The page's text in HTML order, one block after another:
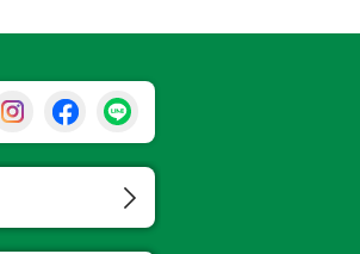
那須烏山市公式X
那須烏山市公式Instagram
那須烏山市公式Facebook